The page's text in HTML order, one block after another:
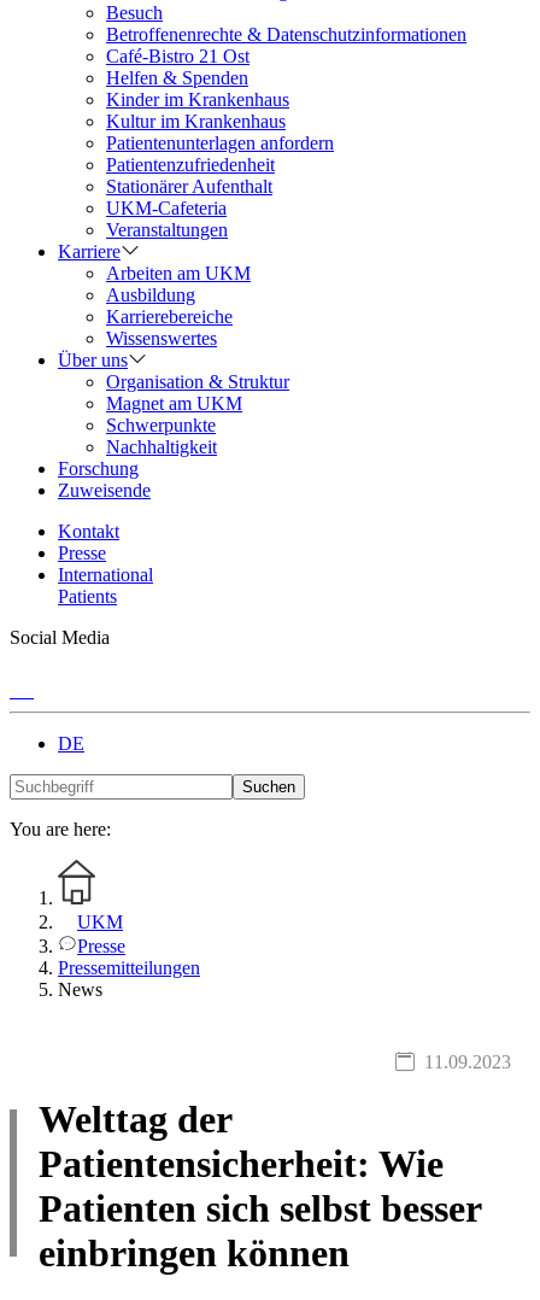
Besuch
Betroffenenrechte & Datenschutzinformationen
Café-Bistro 21 Ost
Helfen & Spenden
Kinder im Krankenhaus
Kultur im Krankenhaus
Patientenunterlagen anfordern
Patientenzufriedenheit
Stationärer Aufenthalt
UKM-Cafeteria
Veranstaltungen
Karriere
Arbeiten am UKM
Ausbildung
Karrierebereiche
Wissenswertes
Über uns
Organisation & Struktur
Magnet am UKM
Schwerpunkte
Nachhaltigkeit
Forschung
Zuweisende
Kontakt
Presse
International
Patients
Social Media
DE
Suchen
You are here:
UKM
Presse
Pressemitteilungen
News
11.09.2023
Welttag der
Patientensicherheit: Wie
Patienten sich selbst besser
einbringen können